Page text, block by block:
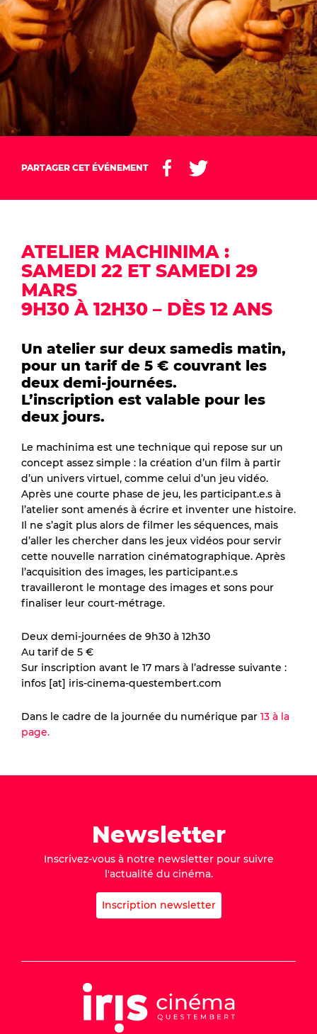
PARTAGER CET ÉVÉNEMENT
ATELIER MACHINIMA :
SAMEDI 22 ET SAMEDI 29
MARS
9H30 À 12H30 – DÈS 12 ANS
Un atelier sur deux samedis matin,
pour un tarif de 5 € couvrant les
deux demi-journées.
L’inscription est valable pour les
deux jours.
Le machinima est une technique qui repose sur un
concept assez simple : la création d’un film à partir
d’un univers virtuel, comme celui d’un jeu vidéo.
Après une courte phase de jeu, les participant.e.s à
l’atelier sont amenés à écrire et inventer une histoire.
Il ne s’agit plus alors de filmer les séquences, mais
d’aller les chercher dans les jeux vidéos pour servir
cette nouvelle narration cinématographique. Après
l’acquisition des images, les participant.e.s
travailleront le montage des images et sons pour
finaliser leur court-métrage.
Deux demi-journées de 9h30 à 12h30
Au tarif de 5 €
Sur inscription avant le 17 mars à l’adresse suivante :
infos [at] iris-cinema-questembert.com
Dans le cadre de la journée du numérique par 13 à la
page.
Newsletter
Inscrivez-vous à notre newsletter pour suivre
l'actualité du cinéma.
Inscription newsletter